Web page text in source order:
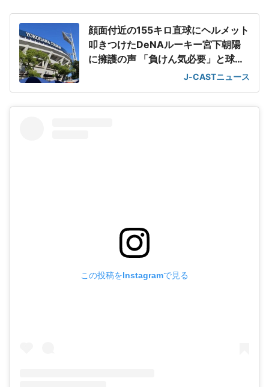
顔面付近の155キロ直球にヘルメット
叩きつけたDeNAルーキー宮下朝陽
に擁護の声 「負けん気必要」と球団
J-CASTニュース
この投稿をInstagramで見る